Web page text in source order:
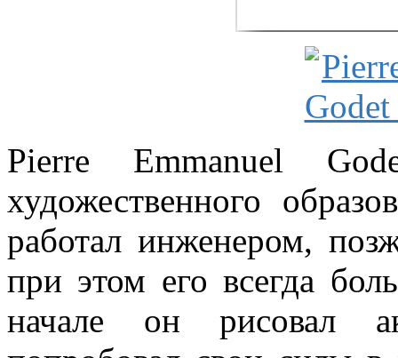
Pierre Emmanuel
художественного
работал инженером,
при этом его всегда
начале он рисовал